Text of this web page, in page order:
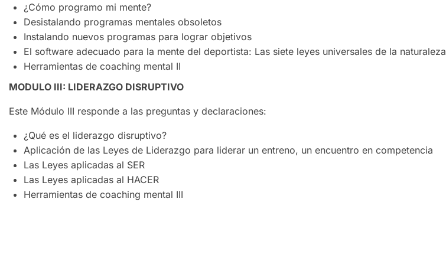
¿Cómo programo mi mente?
Desistalando programas mentales obsoletos
Instalando nuevos programas para lograr objetivos
El software adecuado para la mente del deportista: Las siete leyes universales de la naturaleza
Herramientas de coaching mental II
MODULO III: LIDERAZGO DISRUPTIVO
Este Módulo III responde a las preguntas y declaraciones:
¿Qué es el liderazgo disruptivo?
Aplicación de las Leyes de Liderazgo para liderar un entreno, un encuentro en competencia
Las Leyes aplicadas al SER
Las Leyes aplicadas al HACER
Herramientas de coaching mental III